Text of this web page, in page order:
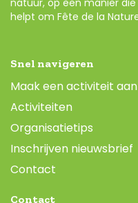
natuur, op een manier die
helpt om Fête de la
Snel navigeren
Maak een activiteit aan
Activiteiten
Organisatietips
Inschrijven nieuwsbrief
Contact
Contact